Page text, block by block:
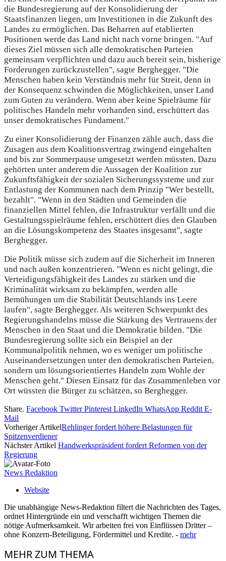
die Bundesregierung auf der Konsolidierung der
Staatsfinanzen liegen, um Investitionen in die Zukunft des
Landes zu ermöglichen. Das Beharren auf etablierten
Positionen werde das Land nicht nach vorne bringen. "Auf
dieses Ziel müssen sich alle demokratischen Parteien
gemeinsam verpflichten und dazu auch bereit sein, bisherige
Forderungen zurückzustellen", sagte Berghegger. "Die
Menschen haben kein Verständnis mehr für Streit, denn in
der Konsequenz schwinden die Möglichkeiten, unser Land
zum Guten zu verändern. Wenn aber keine Spielräume für
politisches Handeln mehr vorhanden sind, erschüttert das
unser demokratisches Fundament."
Zu einer Konsolidierung der Finanzen zähle auch, dass die
Zusagen aus dem Koalitionsvertrag zwingend eingehalten
und bis zur Sommerpause umgesetzt werden müssten. Dazu
gehörten unter anderem die Aussagen der Koalition zur
Zukunftsfähigkeit der sozialen Sicherungssysteme und zur
Entlastung der Kommunen nach dem Prinzip "Wer bestellt,
bezahlt". "Wenn in den Städten und Gemeinden die
finanziellen Mittel fehlen, die Infrastruktur verfällt und die
Gestaltungsspielräume fehlen, erschüttert dies den Glauben
an die Lösungskompetenz des Staates insgesamt", sagte
Berghegger.
Die Politik müsse sich zudem auf die Sicherheit im Inneren
und nach außen konzentrieren. "Wenn es nicht gelingt, die
Verteidigungsfähigkeit des Landes zu stärken und die
Kriminalität wirksam zu bekämpfen, werden alle
Bemühungen um die Stabilität Deutschlands ins Leere
laufen", sagte Berghegger. Als weiteren Schwerpunkt des
Regierungshandelns müsse die Stärkung des Vertrauens der
Menschen in den Staat und die Demokratie bilden. "Die
Bundesregierung sollte sich ein Beispiel an der
Kommunalpolitik nehmen, wo es weniger um politische
Auseinandersetzungen unter den demokratischen Parteien,
sondern um lösungsorientiertes Handeln zum Wohle der
Menschen geht." Diesen Einsatz für das Zusammenleben vor
Ort wüssten die Bürger zu schätzen, so Berghegger.
Share. Facebook Twitter Pinterest LinkedIn WhatsApp Reddit E-
Mail
Vorheriger ArtikelRehlinger fordert höhere Belastungen für
Spitzenverdiener
Nächster Artikel Handwerkspräsident fordert Reformen von der
Regierung
News Redaktion
Website
Die unabhängige News-Redaktion filtert die Nachrichten des Tages,
ordnet Hintergründe ein und verschafft wichtigen Themen die
nötige Aufmerksamkeit. Wir arbeiten frei von Einflüssen Dritter –
ohne Konzern-Beteiligung, Fördermittel und Kredite. - mehr
MEHRZUM THEMA